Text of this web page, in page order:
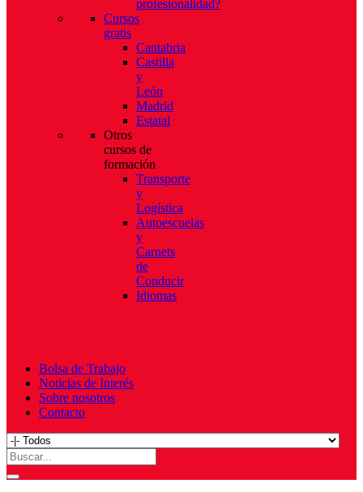
profesionalidad?
Cursos
gratis
Cantabria
Castilla
y
León
Madrid
Estatal
Otros
cursos de
formación
Transporte
y
Logística
Autoescuelas
y
Carnets
de
Conducir
Idiomas
Bolsa de Trabajo
Noticias de Interés
Sobre nosotros
Contacto